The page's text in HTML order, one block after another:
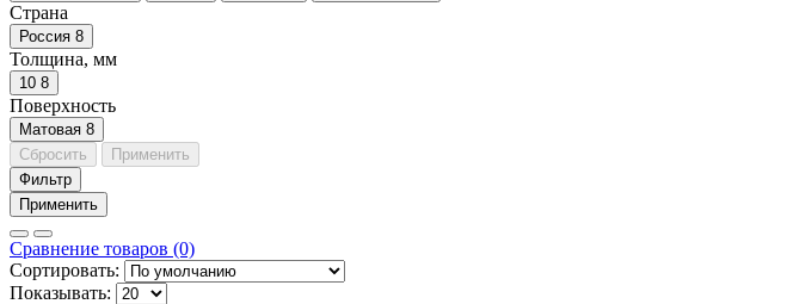
Страна
Россия 8
Толщина, мм
10 8
Поверхность
Матовая 8
Сбросить
Применить
Фильтр
Применить
Сравнение товаров (0)
Сортировать:
Показывать: